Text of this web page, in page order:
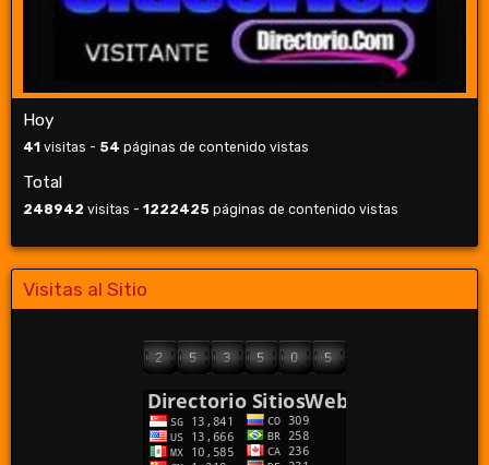
Hoy
41 visitas - 54 páginas de contenido vistas
Total
248942 visitas - 1222425 páginas de contenido vistas
Visitas al Sitio